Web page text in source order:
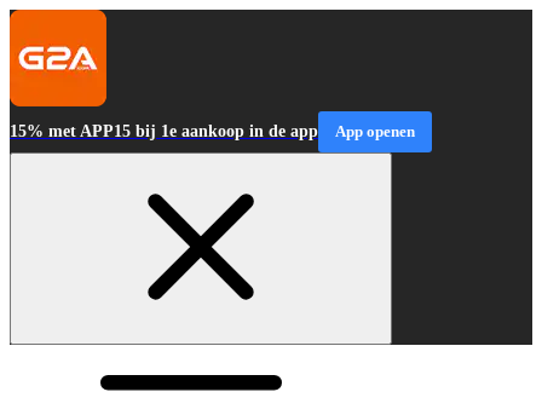
15% met APP15 bij 1e aankoop in de app App openen